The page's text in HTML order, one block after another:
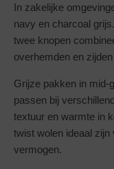
In zakelijke
navy en charcoal
twee knopen
overhemden en
Grijze pakken in mid-
passen bij
textuur en warmte in
twist wolen ideaal
vermogen.